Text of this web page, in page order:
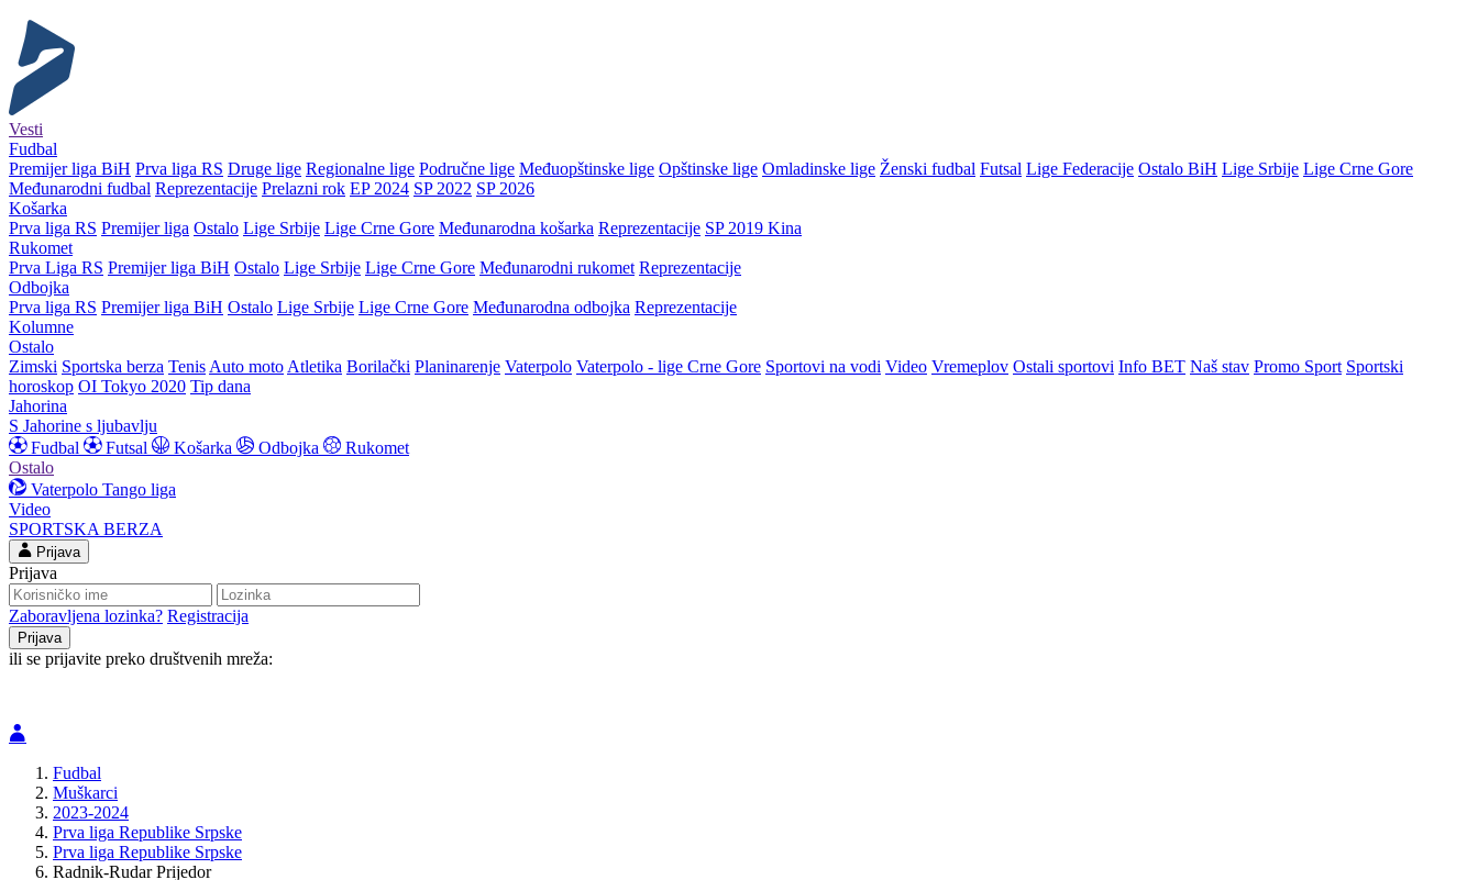
Vesti
Fudbal
Premijer liga BiH Prva liga RS Druge lige Regionalne lige Područne lige Međuopštinske lige Opštinske lige Omladinske lige Ženski fudbal Futsal Lige Federacije Ostalo BiH Lige Srbije Lige Crne Gore
Međunarodni fudbal Reprezentacije Prelazni rok EP 2024 SP 2022 SP 2026
Košarka
Prva liga RS Premijer liga Ostalo Lige Srbije Lige Crne Gore Međunarodna košarka Reprezentacije SP 2019 Kina
Rukomet
Prva Liga RS Premijer liga BiH Ostalo Lige Srbije Lige Crne Gore Međunarodni rukomet Reprezentacije
Odbojka
Prva liga RS Premijer liga BiH Ostalo Lige Srbije Lige Crne Gore Međunarodna odbojka Reprezentacije
Kolumne
Ostalo
Zimski Sportska berza Tenis Auto moto Atletika Borilački Planinarenje Vaterpolo Vaterpolo - lige Crne Gore Sportovi na vodi Video Vremeplov Ostali sportovi Info BET Naš stav Promo Sport Sportski
horoskop OI Tokyo 2020 Tip dana
Jahorina
S Jahorine s ljubavlju
Fudbal
Futsal Košarka Odbojka
Rukomet
Ostalo
Vaterpolo Tango liga
Video
SPORTSKA BERZA
Prijava
Prijava
Zaboravljena lozinka? Registracija
ili se prijavite preko društvenih mreža:
Fudbal
Muškarci
2023-2024
Prva liga Republike Srpske
Prva liga Republike Srpske
Radnik-Rudar Prijedor